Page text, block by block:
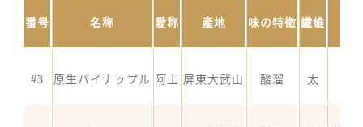
番号 名称 愛称 產地 味の特徴 纖維
#3 原生パイナップル 阿土 屏東大武山 酸溜 太